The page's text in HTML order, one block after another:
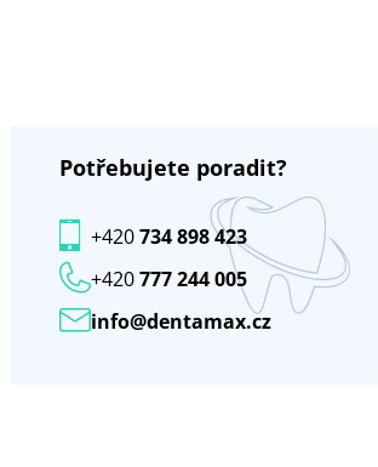
Potřebujete poradit?
info@dentamax.cz
+420777 244 005
+420734 898 423